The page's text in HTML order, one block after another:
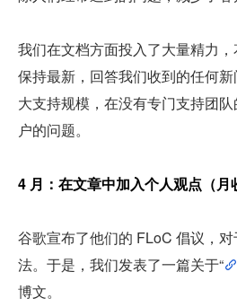
我们在文档方面投入了大量精力
保持最新，回答我们收到的任何
大支持规模，在没有专门支持团
户的问题。
4 月：在文章中加入个人观点（月
谷歌宣布了他们的 FLoC 倡议，
法。于是，我们发表了一篇关于“
博文。